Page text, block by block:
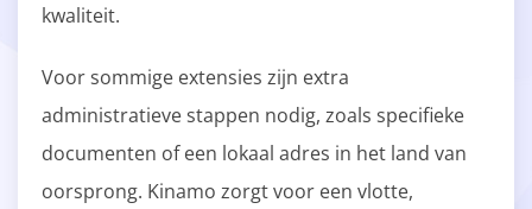
kwaliteit.
Voor sommige extensies zijn extra
administratieve stappen nodig, zoals specifieke
documenten of een lokaal adres in het land van
oorsprong. Kinamo zorgt voor een vlotte,